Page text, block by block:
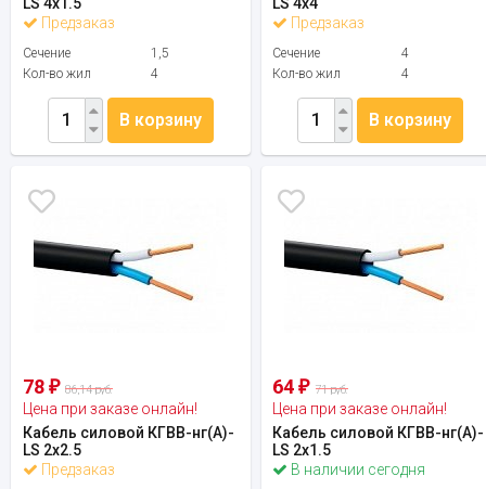
Предзаказ
Сечение
1,5
Кол-во жил
4
В корзину
Предзаказ
Сечение
4
Кол-во жил
4
В корзину
78 ₽ 86,14 руб.
Цена при заказе онлайн!
Кабель силовой КГВВ-нг(А)-
LS 2х2.5
Предзаказ
64₽ 71 руб.
Цена при заказе онлайн!
Кабель силовой КГВВ-нг(А)-
LS 2х1.5
В наличии сегодня